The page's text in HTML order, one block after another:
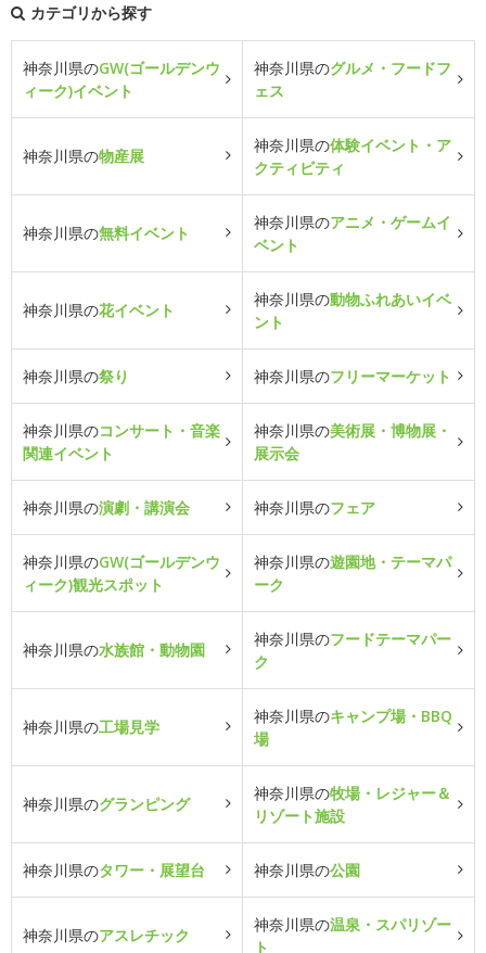
カテゴリから探す
神奈川県のGW(ゴールデンウ
ィーク)イベント
神奈川県のグルメ・フードフ
ェス
神奈川県の物産展
神奈川県の体験イベント・ア
クティビティ
神奈川県の無料イベント
神奈川県のアニメ・ゲームイ
ベント
神奈川県の花イベント
神奈川県の動物ふれあいイベ
ント
神奈川県の祭り 神奈川県のフリーマーケット
神奈川県のコンサート・音楽
関連イベント
神奈川県の美術展・博物展・
展示会
神奈川県の演劇・講演会 神奈川県のフェア
神奈川県のGW(ゴールデンウ
ィーク)観光スポット
神奈川県の遊園地・テーマパ
ーク
神奈川県の水族館・動物園
神奈川県のフードテーマパー
ク
神奈川県の工場見学
神奈川県のキャンプ場・BBQ
場
神奈川県のグランピング
神奈川県の牧場・レジャー＆
リゾート施設
神奈川県のタワー・展望台 神奈川県の公園
神奈川県のアスレチック
神奈川県の温泉・スパリゾー
ト